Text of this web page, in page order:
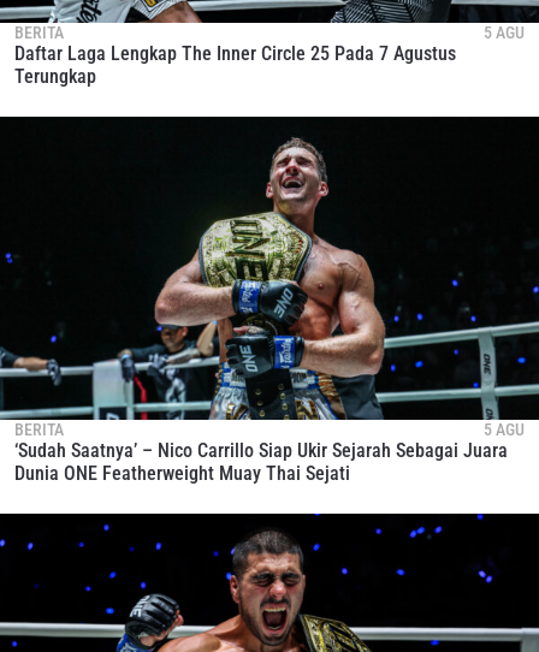
BERITA 5 AGU
Daftar Laga Lengkap The Inner Circle 25 Pada 7 Agustus
Terungkap
BERITA 5 AGU
‘Sudah Saatnya’ – Nico Carrillo Siap Ukir Sejarah Sebagai Juara
Dunia ONE Featherweight Muay Thai Sejati